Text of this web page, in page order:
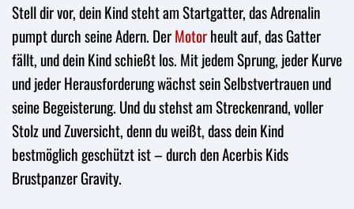
Stell dir vor, dein Kind steht am Startgatter, das Adrenalin
pumpt durch seine Adern. DerMotorheult auf, das Gatter
fällt, und dein Kind schießt los. Mit jedem Sprung, jeder Kurve
und jeder Herausforderung wächst sein Selbstvertrauen und
seine Begeisterung. Und du stehst am Streckenrand, voller
Stolz und Zuversicht, denn du weißt, dass dein Kind
bestmöglich geschützt ist – durch den Acerbis Kids
Brustpanzer Gravity.